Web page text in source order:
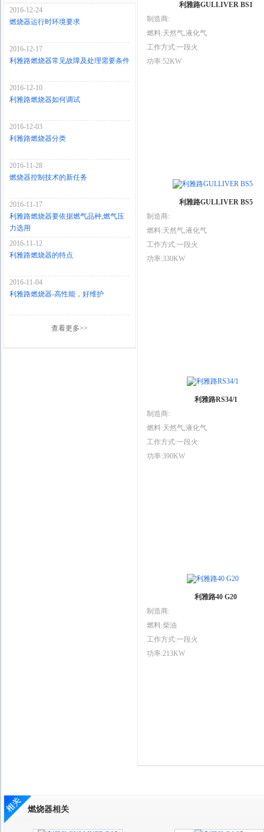
2016-12-24
燃烧器运行时环境要求
2016-12-17
利雅路燃烧器常见故障及处理需要条件
2016-12-10
利雅路燃烧器如何调试
2016-12-03
利雅路燃烧器分类
2016-11-28
燃烧器控制技术的新任务
2016-11-17
利雅路燃烧器要依据燃气品种,燃气压
力选用
2016-11-12
利雅路燃烧器的特点
2016-11-04
利雅路燃烧器-高性能，好维护
查看更多>>
利雅路GULLIVER BS1
制造商:
燃料:天然气,液化气
工作方式:一段火
功率:52KW
利雅路GULLIVER BS5
制造商:
燃料:天然气,液化气
工作方式:一段火
功率:330KW
利雅路RS34/1
制造商:
燃料:天然气,液化气
工作方式:一段火
功率:390KW
利雅路40 G20
制造商:
燃料:柴油
工作方式:一段火
功率:213KW
燃烧器相关